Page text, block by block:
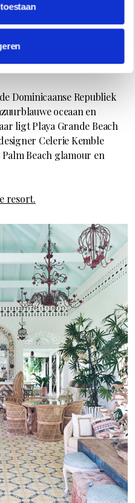
Beach
(DO)
Dominicaanse Republiek
oceaan en
ligt Playa Grande Beach
Celerie Kemble
Beach glamour en
resort.